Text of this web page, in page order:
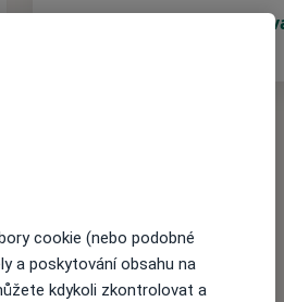
cookie (nebo podobné
a poskytování obsahu na
kdykoli zkontrolovat a